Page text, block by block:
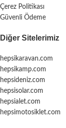
Çerez Politikası
Güvenli Ödeme
Diğer Sitelerimiz
hepsikaravan.com
hepsikamp.com
hepsideniz.com
hepsisolar.com
hepsialet.com
hepsimotosiklet.com